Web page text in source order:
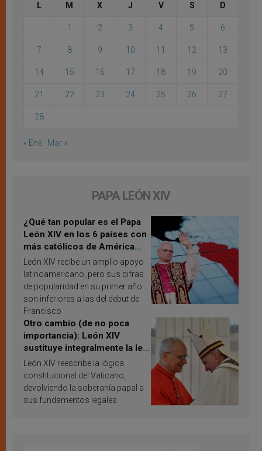
L M X J V S D
1 2 3 4 5 6
7 8 9 10 11 12 13
14 15 16 17 18 19 20
21 22 23 24 25 26 27
28
« Ene Mar »
PAPA LEÓN XIV
¿Qué tan popular es el Papa
León XIV en los 6 países con
más católicos de América
Latina en 2026? Publican
resultados de investigación
León XIV recibe un amplio apoyo
latinoamericano, pero sus cifras
de popularidad en su primer año
son inferiores a las del debut de
Francisco
Otro cambio (de no poca
importancia): León XIV
sustituye integralmente la ley
vaticana de Papa Francisco
León XIV reescribe la lógica
constitucional del Vaticano,
devolviendo la soberanía papal a
sus fundamentos legales